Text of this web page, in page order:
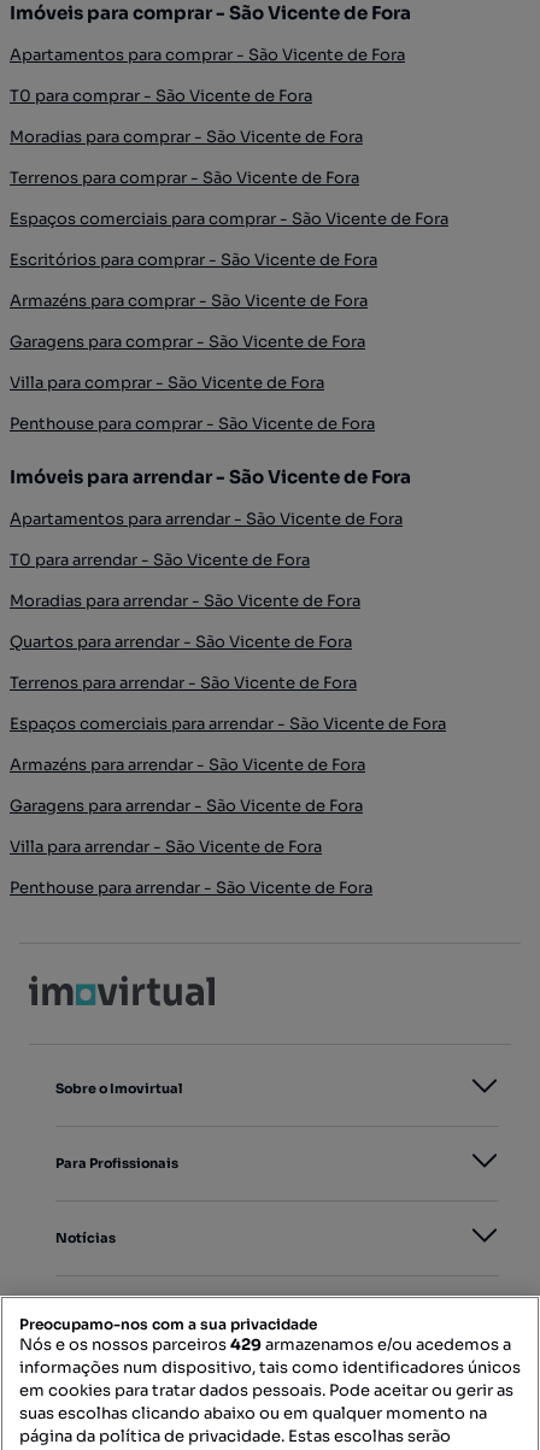
Imóveis para comprar - São Vicente de Fora
Apartamentos para comprar - São Vicente de Fora
T0 para comprar - São Vicente de Fora
Moradias para comprar - São Vicente de Fora
Terrenos para comprar - São Vicente de Fora
Espaços comerciais para comprar - São Vicente de Fora
Escritórios para comprar - São Vicente de Fora
Armazéns para comprar - São Vicente de Fora
Garagens para comprar - São Vicente de Fora
Villa para comprar - São Vicente de Fora
Penthouse para comprar - São Vicente de Fora
Imóveis para arrendar - São Vicente de Fora
Apartamentos para arrendar - São Vicente de Fora
T0 para arrendar - São Vicente de Fora
Moradias para arrendar - São Vicente de Fora
Quartos para arrendar - São Vicente de Fora
Terrenos para arrendar - São Vicente de Fora
Espaços comerciais para arrendar - São Vicente de Fora
Armazéns para arrendar - São Vicente de Fora
Garagens para arrendar - São Vicente de Fora
Villa para arrendar - São Vicente de Fora
Penthouse para arrendar - São Vicente de Fora
Sobre o Imovirtual
Para Profissionais
Notícias
Mapa do Site
Preocupamo-nos com a sua privacidade
Nós e os nossos parceiros429armazenamos e/ou acedemos a
informações num dispositivo, tais como identificadores únicos
em cookies para tratar dados pessoais. Pode aceitar ou gerir as
suas escolhas clicando abaixo ou em qualquer momento na
página da política de privacidade. Estas escolhas serão